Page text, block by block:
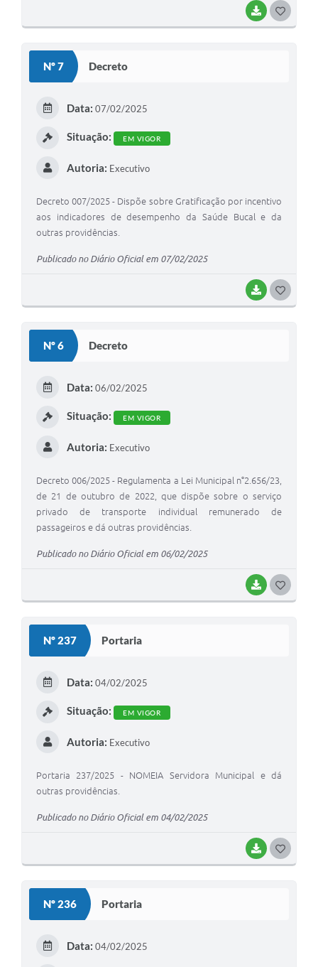
BAIXAR
Nº 7 Decreto
BAIXAR
Data: 07/02/2025
Situação: EM VIGOR
Autoria: Executivo
Decreto 007/2025 - Dispõe sobre Gratificação por incentivo
aos indicadores de desempenho da Saúde Bucal e da
outras providências.
Publicado no Diário Oficial em 07/02/2025
Nº 6 Decreto
BAIXAR
Data: 06/02/2025
Situação: EM VIGOR
Autoria: Executivo
Decreto 006/2025 - Regulamenta a Lei Municipal n°2.656/23,
de 21 de outubro de 2022, que dispõe sobre o serviço
privado de transporte individual remunerado de
passageiros e dá outras providências.
Publicado no Diário Oficial em 06/02/2025
Nº 237 Portaria
BAIXAR
Data: 04/02/2025
Situação: EM VIGOR
Autoria: Executivo
Portaria 237/2025 - NOMEIA Servidora Municipal e dá
outras providências.
Publicado no Diário Oficial em 04/02/2025
Nº 236 Portaria
Data: 04/02/2025